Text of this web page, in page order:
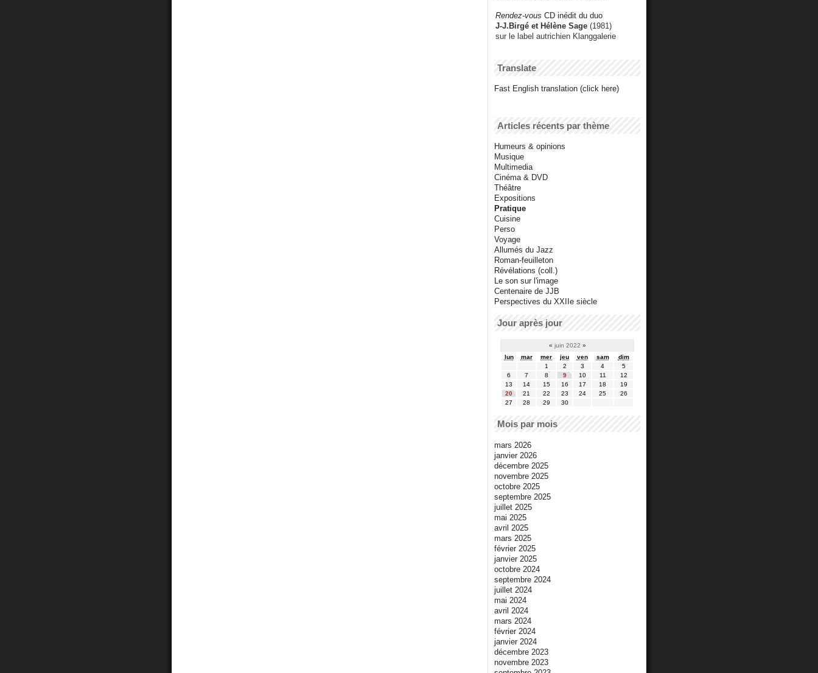
Rendez-vous CD inédit du duo
J-J.Birgé et Hélène Sage (1981)
sur le label autrichien Klanggalerie
Translate
Fast English translation (click here)
Articles récents par thème
Humeurs & opinions
Musique
Multimedia
Cinéma & DVD
Théâtre
Expositions
Pratique
Cuisine
Perso
Voyage
Allumés du Jazz
Roman-feuilleton
Révélations (coll.)
Le son sur l'image
Centenaire de JJB
Perspectives du XXIIe siècle
Jour après jour
« juin 2022 »
lun
mar mer jeu ven sam
dim
1
2 3 4
5
6
7 8 9 10 11
12
13
14 15 16 17 18
19
20
21 22 23 24 25
26
27
28 29 30
Mois par mois
mars 2026
janvier 2026
décembre 2025
novembre 2025
octobre 2025
septembre 2025
juillet 2025
mai 2025
avril 2025
mars 2025
février 2025
janvier 2025
octobre 2024
septembre 2024
juillet 2024
mai 2024
avril 2024
mars 2024
février 2024
janvier 2024
décembre 2023
novembre 2023